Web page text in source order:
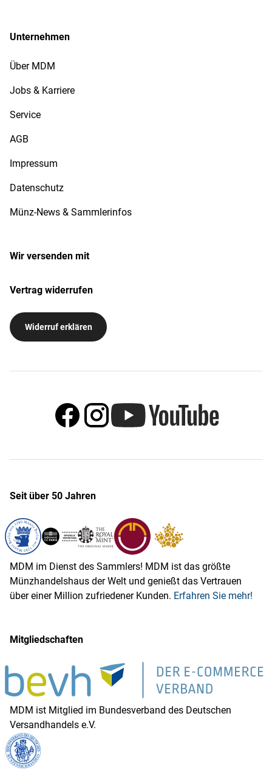
Unternehmen
Über MDM
Jobs & Karriere
Service
AGB
Impressum
Datenschutz
Münz-News & Sammlerinfos
Wir versenden mit
Vertrag widerrufen
Widerruf erklären
Seit über 50 Jahren
MDM im Dienst des Sammlers! MDM ist das größte
Münzhandelshaus der Welt und genießt das Vertrauen
über einer Million zufriedener Kunden. Erfahren Sie mehr!
Mitgliedschaften
MDM ist Mitglied im Bundesverband des Deutschen
Versandhandels e.V.